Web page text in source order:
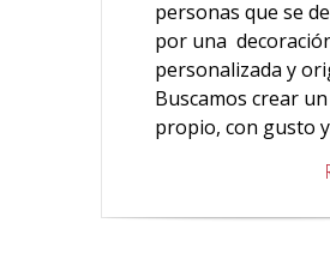
personas que se
por una
personalizada y
Buscamos crear
propio, con gusto